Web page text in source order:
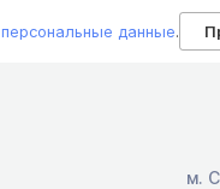
персональные данные.
м.